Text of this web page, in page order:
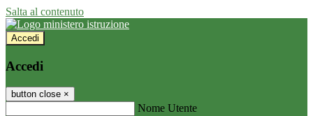
Salta al contenuto
Accedi
Accedi
button close ×
Nome Utente